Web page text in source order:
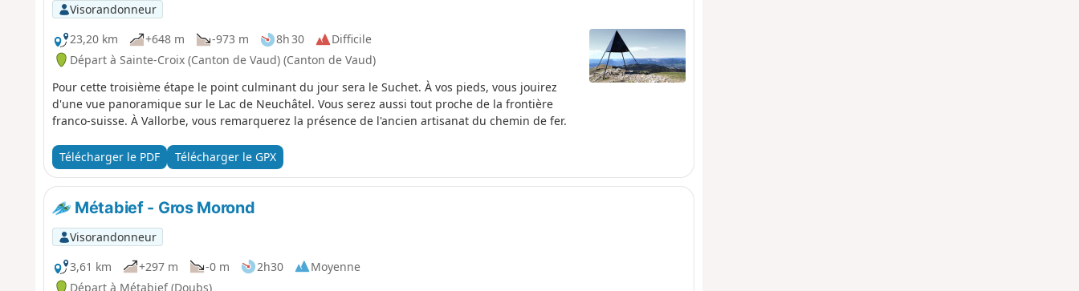
Visorandonneur
23,20 km
+648 m -973 m 8h 30
Difficile
Départ à Sainte-Croix (Canton de Vaud) (Canton de Vaud)
Pour cette troisième étape le point culminant du jour sera le Suchet. À vos pieds, vous jouirez
d'une vue panoramique sur le Lac de Neuchâtel. Vous serez aussi tout proche de la frontière
franco-suisse. À Vallorbe, vous remarquerez la présence de l'ancien artisanat du chemin de fer.
Télécharger le PDF Télécharger le GPX
Métabief - Gros Morond
Visorandonneur
3,61 km
+297 m -0 m 2h30
Moyenne
Départ à Métabief (Doubs)